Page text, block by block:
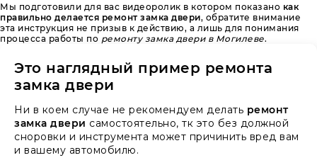
Мы подготовили для вас видеоролик в котором показано как
правильно делается ремонт замка двери, обратите внимание
эта инструкция не призыв к действию, а лишь для понимания
процесса работы по ремонту замка двери в Могилеве.
Это наглядный пример ремонта
замка двери
Ни в коем случае не рекомендуем делать ремонт
замка двери самостоятельно, тк это без должной
сноровки и инструмента может причинить вред вам
и вашему автомобилю.